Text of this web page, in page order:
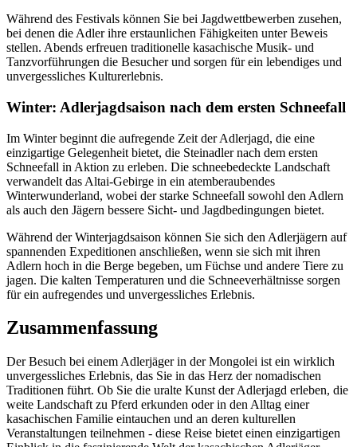
Während des Festivals können Sie bei Jagdwettbewerben zusehen,
bei denen die Adler ihre erstaunlichen Fähigkeiten unter Beweis
stellen. Abends erfreuen traditionelle kasachische Musik- und
Tanzvorführungen die Besucher und sorgen für ein lebendiges und
unvergessliches Kulturerlebnis.
Winter: Adlerjagdsaison nach dem ersten Schneefall
Im Winter beginnt die aufregende Zeit der Adlerjagd, die eine
einzigartige Gelegenheit bietet, die Steinadler nach dem ersten
Schneefall in Aktion zu erleben. Die schneebedeckte Landschaft
verwandelt das Altai-Gebirge in ein atemberaubendes
Winterwunderland, wobei der starke Schneefall sowohl den Adlern
als auch den Jägern bessere Sicht- und Jagdbedingungen bietet.
Während der Winterjagdsaison können Sie sich den Adlerjägern auf
spannenden Expeditionen anschließen, wenn sie sich mit ihren
Adlern hoch in die Berge begeben, um Füchse und andere Tiere zu
jagen. Die kalten Temperaturen und die Schneeverhältnisse sorgen
für ein aufregendes und unvergessliches Erlebnis.
Zusammenfassung
Der Besuch bei einem Adlerjäger in der Mongolei ist ein wirklich
unvergessliches Erlebnis, das Sie in das Herz der nomadischen
Traditionen führt. Ob Sie die uralte Kunst der Adlerjagd erleben, die
weite Landschaft zu Pferd erkunden oder in den Alltag einer
kasachischen Familie eintauchen und an deren kulturellen
Veranstaltungen teilnehmen - diese Reise bietet einen einzigartigen